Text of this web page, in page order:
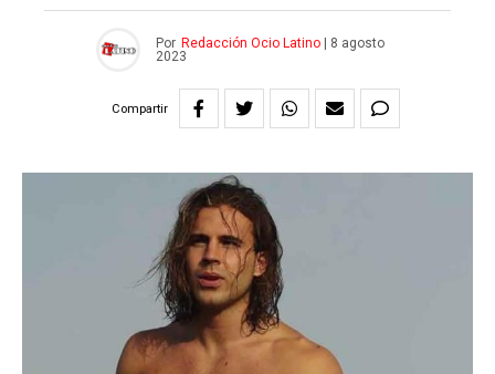
Por Redacción Ocio Latino
8 agosto
2023
Compartir